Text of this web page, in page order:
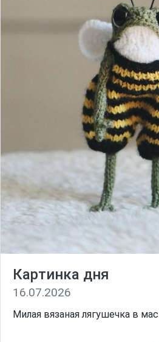
Картинка дня
16.07.2026
Милая вязаная лягушечка в